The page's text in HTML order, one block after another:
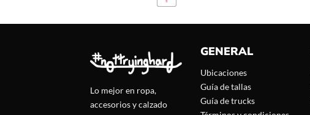
Lo mejor en ropa,
accesorios y calzado
GENERAL
Ubicaciones
Guía de tallas
Guía de trucks